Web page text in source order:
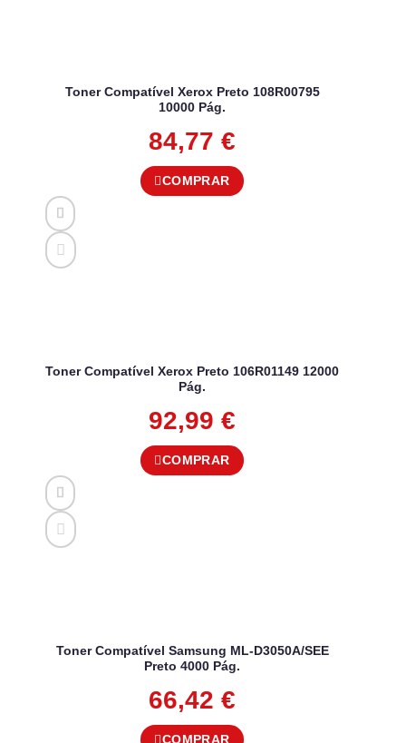
Toner Compatível Xerox Preto 108R00795
10000 Pág.
84,77 €
COMPRAR
Toner Compatível Xerox Preto 106R01149 12000
Pág.
92,99 €
COMPRAR
Toner Compatível Samsung ML-D3050A/SEE
Preto 4000 Pág.
66,42 €
COMPRAR